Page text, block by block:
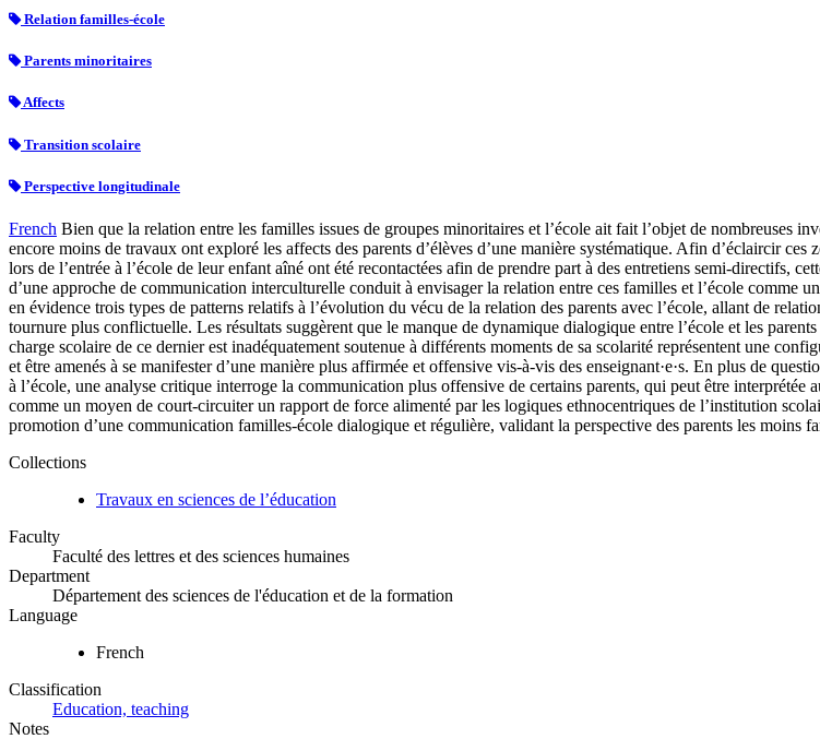
Relation familles-école
Parents minoritaires
Affects
Transition scolaire
Perspective longitudinale
French Bien que la relation entre les familles issues de groupes minoritaires et l’école ait fait l’objet de nombreuses
encore moins de travaux ont exploré les affects des parents d’élèves d’une manière systématique. Afin d’éclaircir
lors de l’entrée à l’école de leur enfant aîné ont été recontactées afin de prendre part à des entretiens semi-directifs,
d’une approche de communication interculturelle conduit à envisager la relation entre ces familles et l’école comme
en évidence trois types de patterns relatifs à l’évolution du vécu de la relation des parents avec l’école, allant de
tournure plus conflictuelle. Les résultats suggèrent que le manque de dynamique dialogique entre l’école et les
charge scolaire de ce dernier est inadéquatement soutenue à différents moments de sa scolarité représentent une
et être amenés à se manifester d’une manière plus affirmée et offensive vis-à-vis des enseignant·e·s. En plus de
à l’école, une analyse critique interroge la communication plus offensive de certains parents, qui peut être
comme un moyen de court-circuiter un rapport de force alimenté par les logiques ethnocentriques de l’institution
promotion d’une communication familles-école dialogique et régulière, validant la perspective des parents les moins
Collections
Travaux en sciences de l’éducation
Faculty
Faculté des lettres et des sciences humaines
Department
Département des sciences de l'éducation et de la formation
Language
French
Classification
Education, teaching
Notes